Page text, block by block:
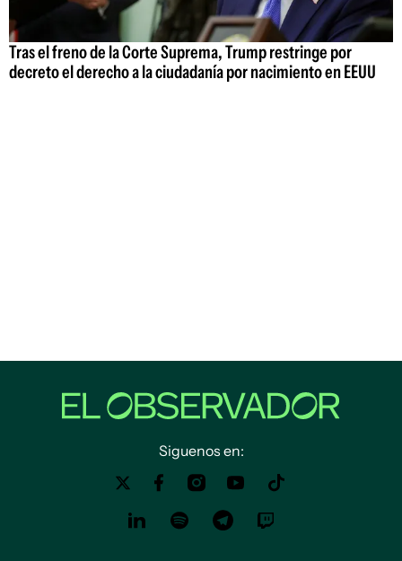
Tras el freno de la Corte Suprema, Trump restringe por
decreto el derecho a la ciudadanía por nacimiento en EEUU
Siguenos en: